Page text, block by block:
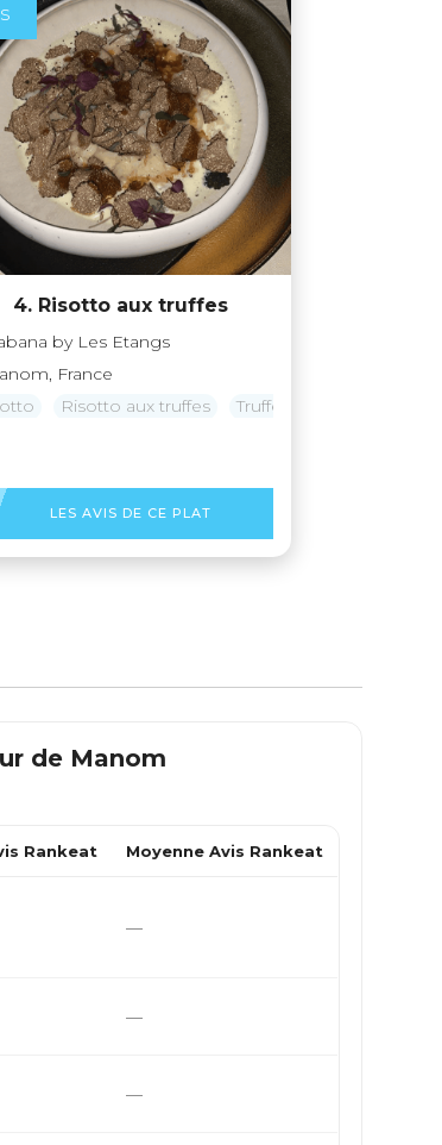
4. Risotto aux truffes
by Les Etangs
France
Risotto aux truffes Truffe
LES AVIS DE CE PLAT
de Manom
Rankeat Moyenne Avis Rankeat
—
—
—